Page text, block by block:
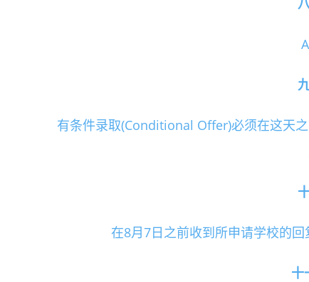
有条件录取(Conditional Offer)必须在这天
在8月7日之前收到所申请学校的
十